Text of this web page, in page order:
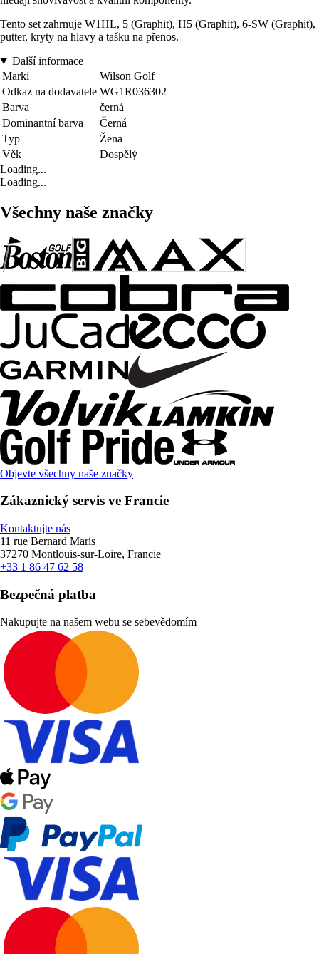
Tento set zahrnuje W1HL, 5 (Graphit), H5 (Graphit), 6-SW (Graphit),
putter, kryty na hlavy a tašku na přenos.
Další informace
Marki
Wilson Golf
Odkaz na dodavatele WG1R036302
Barva
černá
Dominantní barva
Černá
Typ
Žena
Věk
Dospělý
Loading...
Loading...
Všechny naše značky
Objevte všechny naše značky
Zákaznický servis ve Francie
Kontaktujte nás
11 rue Bernard Maris
37270 Montlouis-sur-Loire, Francie
+33 1 86 47 62 58
Bezpečná platba
Nakupujte na našem webu se sebevědomím